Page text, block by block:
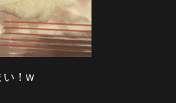
い！w